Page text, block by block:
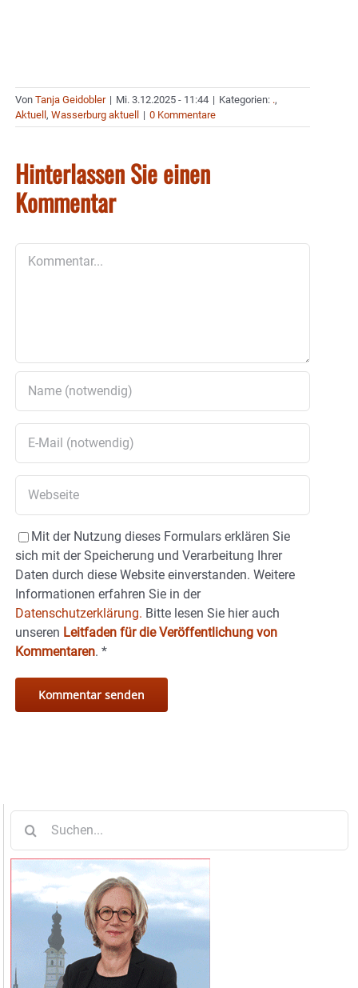
Von Tanja Geidobler | Mi. 3.12.2025 - 11:44 | Kategorien: .,
Aktuell, Wasserburg aktuell | 0 Kommentare
Hinterlassen Sie einen
Kommentar
Mit der Nutzung dieses Formulars erklären Sie
sich mit der Speicherung und Verarbeitung Ihrer
Daten durch diese Website einverstanden. Weitere
Informationen erfahren Sie in der
Datenschutzerklärung. Bitte lesen Sie hier auch
unseren Leitfaden für die Veröffentlichung von
Kommentaren. *
nach: